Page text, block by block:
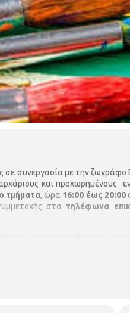
συνεργασία με την ζωγράφο
και προχωρημένους
τμήματα, ώρα 16:00 έως 20:00
στα τηλέφωνα